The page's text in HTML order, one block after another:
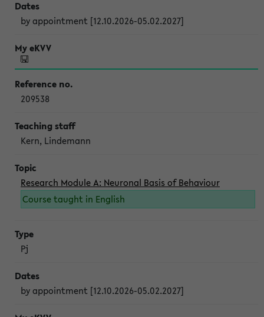
by appointment [12.10.2026-05.02.2027]
209538
Kern, Lindemann
Research Module A: Neuronal Basis of Behaviour
Course taught in English
Pj
by appointment [12.10.2026-05.02.2027]